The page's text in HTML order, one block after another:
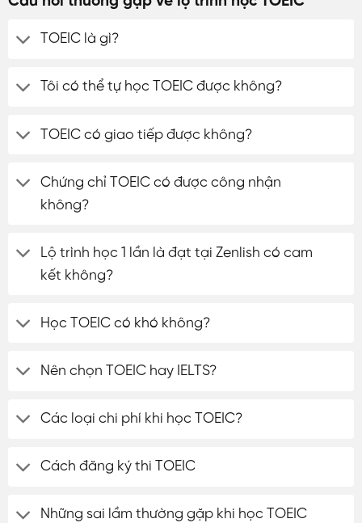
TOEIC là gì?
Tôi có thể tự học TOEIC được không?
TOEIC có giao tiếp được không?
Chứng chỉ TOEIC có được công nhận
không?
Lộ trình học 1 lần là đạt tại Zenlish có cam
kết không?
Học TOEIC có khó không?
Nên chọn TOEIC hay IELTS?
Các loại chi phí khi học TOEIC?
Cách đăng ký thi TOEIC
Những sai lầm thường gặp khi học TOEIC